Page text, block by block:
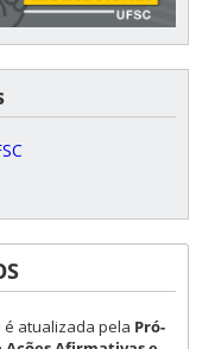
é atualizada pela Pró-